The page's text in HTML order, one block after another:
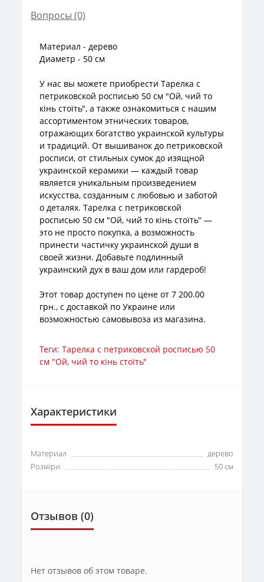
Вопросы (0)
Материал - дерево
Диаметр - 50 см
У нас вы можете приобрести Тарелка с
петриковской росписью 50 см "Ой, чий то
кінь стоїть", а также ознакомиться с нашим
ассортиментом этнических товаров,
отражающих богатство украинской культуры
и традиций. От вышиванок до петриковской
росписи, от стильных сумок до изящной
украинской керамики — каждый товар
является уникальным произведением
искусства, созданным с любовью и заботой
о деталях. Тарелка с петриковской
росписью 50 см "Ой, чий то кінь стоїть" —
это не просто покупка, а возможность
принести частичку украинской души в
своей жизни. Добавьте подлинный
украинский дух в ваш дом или гардероб!
Этот товар доступен по цене от 7 200.00
грн., с доставкой по Украине или
возможностью самовывоза из магазина.
Теги:Тарелка с петриковской росписью 50
см "Ой, чий то кінь стоїть"
Характеристики
Материал
дерево
Розміри
50 см
Отзывов (0)
Нет отзывов об этом товаре.